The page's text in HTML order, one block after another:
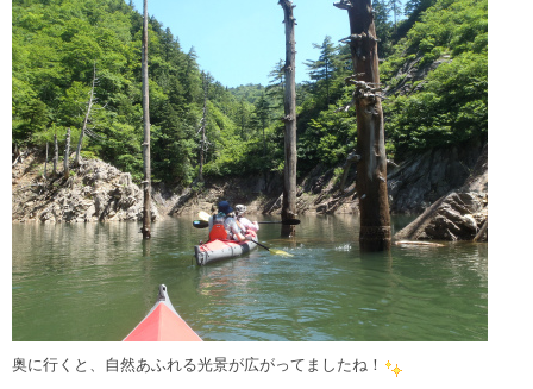
奥に行くと、自然あふれる光景が広がってましたね！